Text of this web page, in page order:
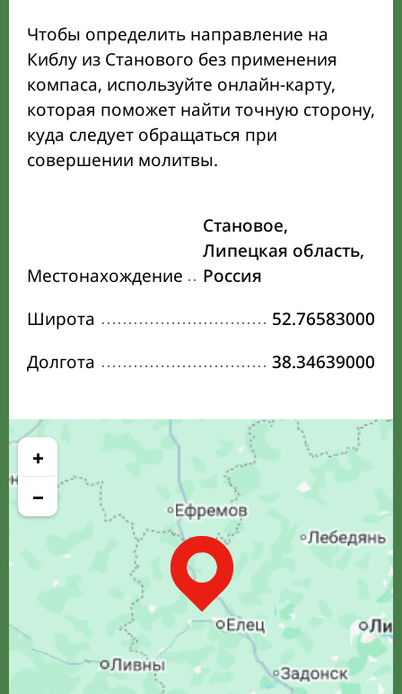
Чтобы определить направление на
Киблу из Станового без применения
компаса, используйте онлайн-карту,
которая поможет найти точную сторону,
куда следует обращаться при
совершении молитвы.
Местонахождение
Становое,
Липецкая область,
Россия
Широта
52.76583000
Долгота
38.34639000
+
−